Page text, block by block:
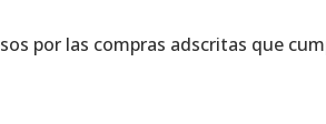
por las compras adscritas que